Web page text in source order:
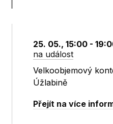
25. 05., 15:00 -
na událost
Velkoobjemový
Úžlabině
Přejít na více